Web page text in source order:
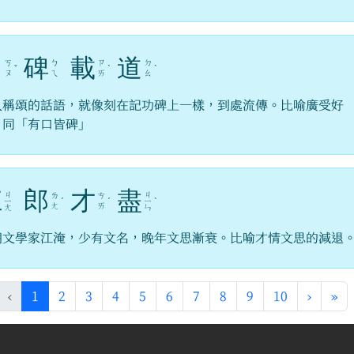
ㄎ
ㄡ ˇ 碑 ㄅ
ㄟ
載 ㄗ
ㄞ ˋ 道 ㄉ
ㄠ ˋ
稱頌的話語，就像刻在記功碑上一樣，到處流傳。比喻廣受好
「有口皆碑」
ㄐ
ㄧ
ㄤ 郎 ㄌ
ㄤ ˊ 才 ㄘ
ㄞ ˊ 盡 ㄐ
ㄧ
ㄣ
ˋ
文學家江淹，少有文名，晚年文思漸衰。比喻才情文思的減退
‹ 1 (目前頁次)
2 3 4 5 6 7 8 9 10 ›下一頁
»最